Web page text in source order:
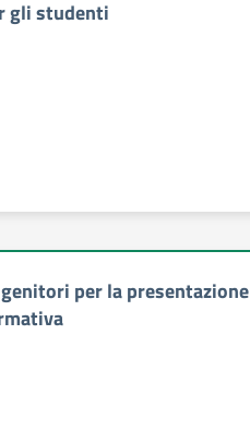
gli studenti
per la presentazione